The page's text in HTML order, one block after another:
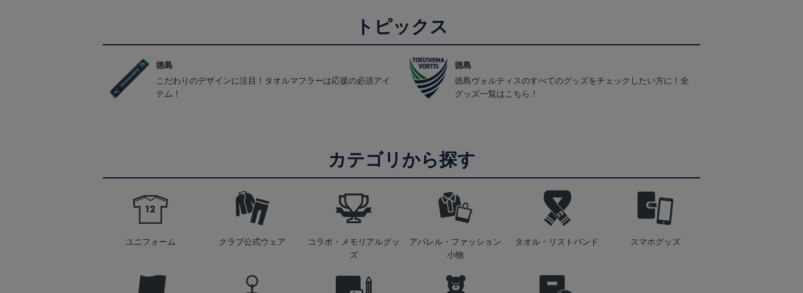
トピックス
徳島
こだわりのデザインに注目！タオルマフラーは応援の必須アイ
テム！
徳島
徳島ヴォルティスのすべてのグッズをチェックしたい方に！全
グッズ一覧はこちら！
カテゴリから探す
ユニフォーム クラブ公式ウェア
コラボ・メモリアルグッ
ズ
アパレル・ファッション
小物
タオル・リストバンド スマホグッズ